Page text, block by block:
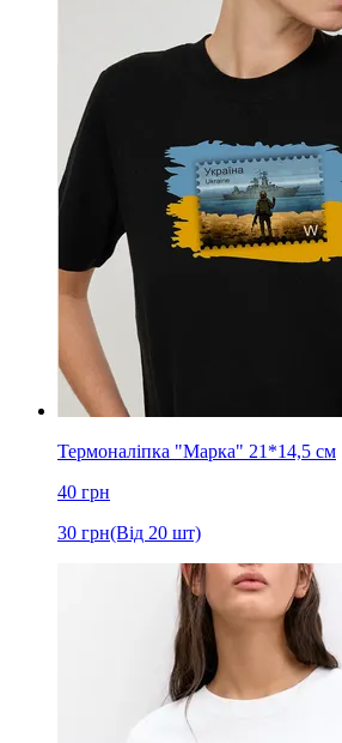
Термоналіпка "Марка" 21*14,5 см
40 грн
30 грн(Від 20 шт)